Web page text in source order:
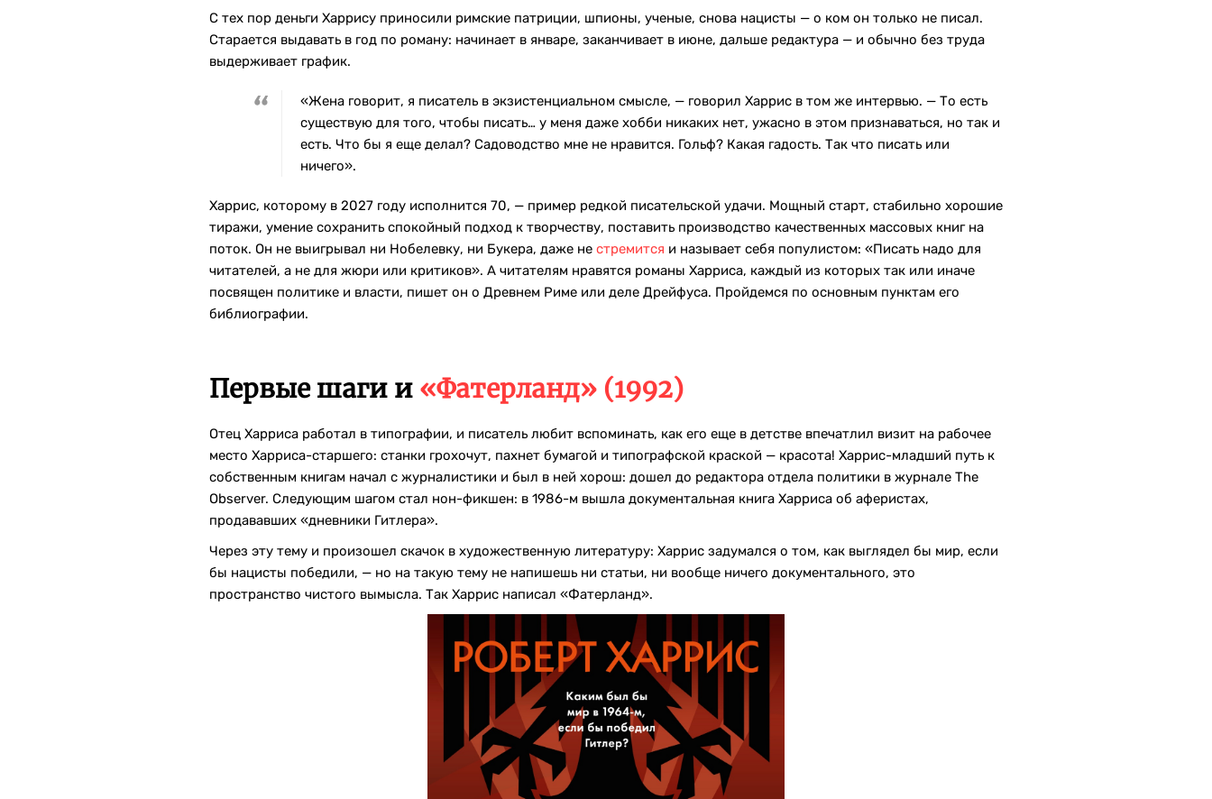
С тех пор деньги Харрису приносили римские патриции, шпионы, ученые, снова нацисты — о ком он только не писал.
Старается выдавать в год по роману: начинает в январе, заканчивает в июне, дальше редактура — и обычно без труда
выдерживает график.
«Жена говорит, я писатель в экзистенциальном смысле, — говорил Харрис в том же интервью. — То есть
существую для того, чтобы писать… у меня даже хобби никаких нет, ужасно в этом признаваться, но так и
есть. Что бы я еще делал? Садоводство мне не нравится. Гольф? Какая гадость. Так что писать или
ничего».
Харрис, которому в 2027 году исполнится 70, — пример редкой писательской удачи. Мощный старт, стабильно хорошие
тиражи, умение сохранить спокойный подход к творчеству, поставить производство качественных массовых книг на
поток. Он не выигрывал ни Нобелевку, ни Букера, даже не стремится и называет себя популистом: «Писать надо для
читателей, а не для жюри или критиков». А читателям нравятся романы Харриса, каждый из которых так или иначе
посвящен политике и власти, пишет он о Древнем Риме или деле Дрейфуса. Пройдемся по основным пунктам его
библиографии.
Первые шаги и «Фатерланд» (1992)
Отец Харриса работал в типографии, и писатель любит вспоминать, как его еще в детстве впечатлил визит на рабочее
место Харриса-старшего: станки грохочут, пахнет бумагой и типографской краской — красота! Харрис-младший путь к
собственным книгам начал с журналистики и был в ней хорош: дошел до редактора отдела политики в журнале The
Observer. Следующим шагом стал нон-фикшен: в 1986-м вышла документальная книга Харриса об аферистах,
продававших «дневники Гитлера».
Через эту тему и произошел скачок в художественную литературу: Харрис задумался о том, как выглядел бы мир, если
бы нацисты победили, — но на такую тему не напишешь ни статьи, ни вообще ничего документального, это
пространство чистого вымысла. Так Харрис написал «Фатерланд».